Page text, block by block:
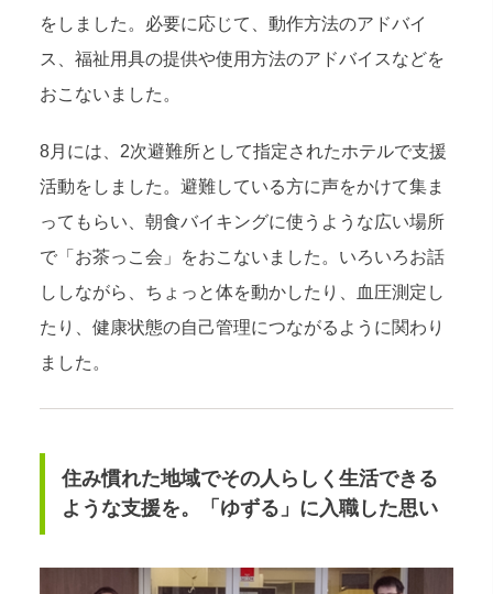
をしました。必要に応じて、動作方法のアドバイ
ス、福祉用具の提供や使用方法のアドバイスなどを
おこないました。
8月には、2次避難所として指定されたホテルで支援
活動をしました。避難している方に声をかけて集ま
ってもらい、朝食バイキングに使うような広い場所
で「お茶っこ会」をおこないました。いろいろお話
ししながら、ちょっと体を動かしたり、血圧測定し
たり、健康状態の自己管理につながるように関わり
ました。
住み慣れた地域でその人らしく生活できる
ような支援を。「ゆずる」に入職した思い